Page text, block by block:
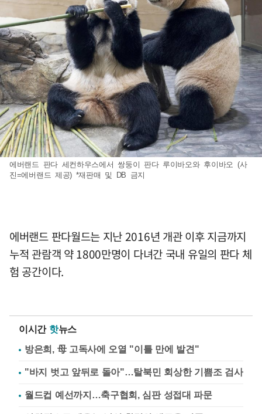
에버랜드 판다 세컨하우스에서 쌍둥이 판다 루이바오와 후이바오 (사
진=에버랜드 제공) *재판매 및 DB 금지
에버랜드 판다월드는 지난 2016년 개관 이후 지금까지
누적 관람객 약 1800만명이 다녀간 국내 유일의 판다 체
험 공간이다.
이시간 핫뉴스
방은희, 母 고독사에 오열 "이틀 만에 발견"
"바지 벗고 앞뒤로 돌아"…탈북민 회상한 기쁨조 검사
월드컵 예선까지…축구협회, 심판 성접대 파문